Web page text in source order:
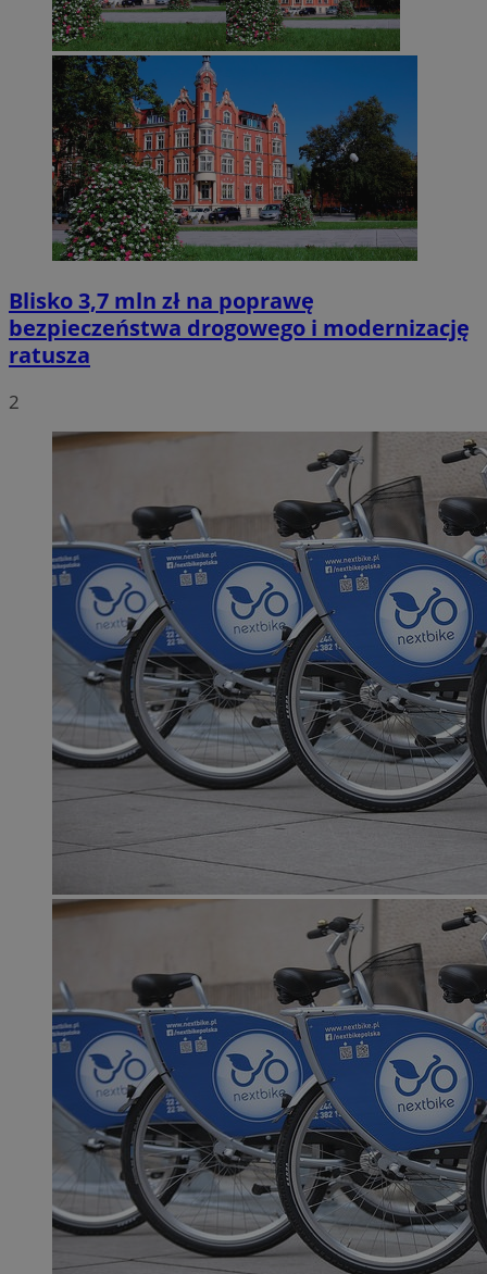
Blisko 3,7 mln zł na poprawę
bezpieczeństwa drogowego i modernizację
ratusza
2